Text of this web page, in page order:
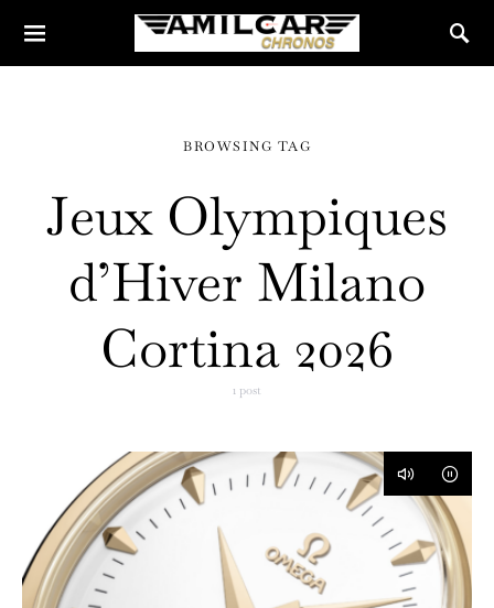
BROWSING TAG
Jeux Olympiques
d’Hiver Milano
Cortina 2026
1 post